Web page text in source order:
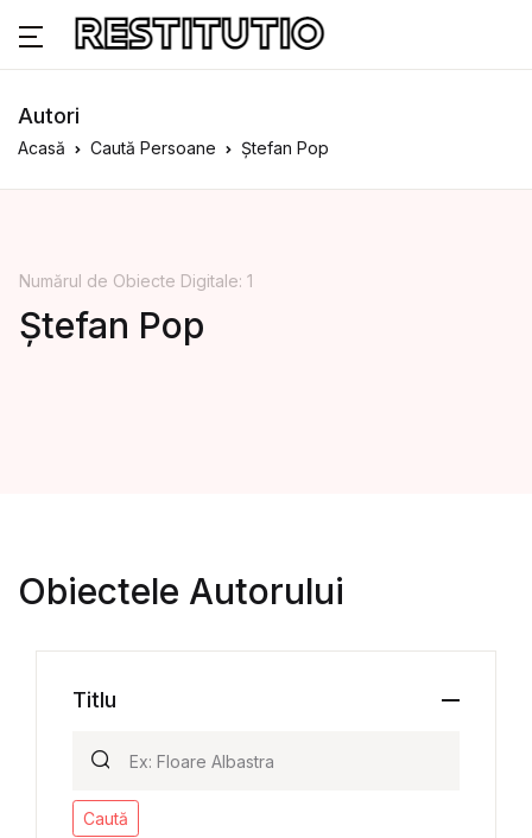
Autori
Acasă Caută Persoane Ștefan Pop
Numărul de Obiecte Digitale: 1
Ștefan Pop
Obiectele Autorului
Titlu
Caută